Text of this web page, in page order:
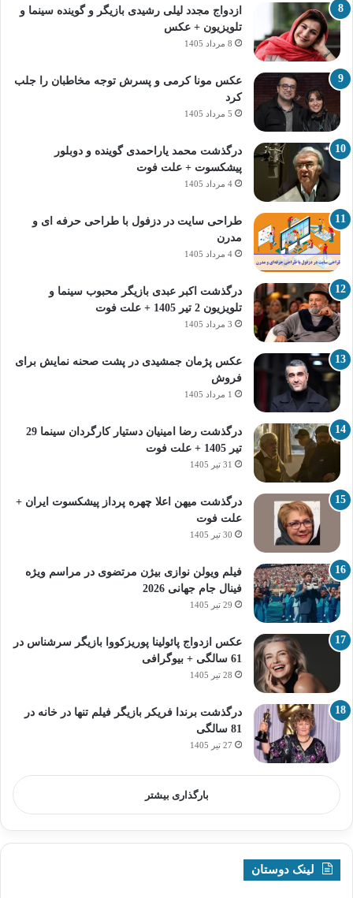
ازدواج مجدد لیلی رشیدی بازیگر و گوینده سینما و
تلویزیون + عکس
8 مرداد 1405
عکس مونا کرمی و پسرش توجه مخاطبان را جلب
کرد
5 مرداد 1405
درگذشت محمد یاراحمدی گوینده و دوبلور
پیشکسوت + علت فوت
4 مرداد 1405
طراحی سایت در دزفول با طراحی حرفه‌ ای و
مدرن
4 مرداد 1405
درگذشت اکبر عبدی بازیگر محبوب سینما و
تلویزیون 2 تیر 1405 + علت فوت
3 مرداد 1405
عکس پژمان جمشیدی در پشت صحنه نمایش برای
فروش
1 مرداد 1405
درگذشت رضا امینیان دستیار کارگردان سینما 29
تیر 1405 + علت فوت
31 تیر 1405
درگذشت میهن اعلا چهره پرداز پیشکسوت ایران +
علت فوت
30 تیر 1405
فیلم ویولن نوازی بیژن مرتضوی در مراسم ویژه
فینال جام جهانی 2026
29 تیر 1405
عکس ازدواج پائولینا پوریزکووا بازیگر سرشناس در
61 سالگی + بیوگرافی
28 تیر 1405
درگذشت برندا فریکر بازیگر فیلم تنها در خانه در
81 سالگی
27 تیر 1405
بارگذاری بیشتر
لینک دوستان